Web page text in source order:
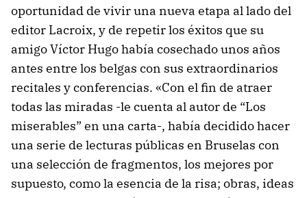
oportunidad de vivir una nueva etapa al lado del
editor Lacroix, y de repetir los éxitos que su
amigo Víctor Hugo había cosechado unos años
antes entre los belgas con sus extraordinarios
recitales y conferencias. «Con el fin de atraer
todas las miradas -le cuenta al autor de “Los
miserables” en una carta-, había decidido hacer
una serie de lecturas públicas en Bruselas con
una selección de fragmentos, los mejores por
supuesto, como la esencia de la risa; obras, ideas